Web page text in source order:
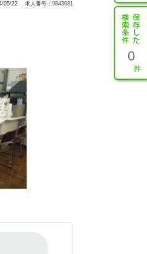
0
05/22 求人番号：9843081